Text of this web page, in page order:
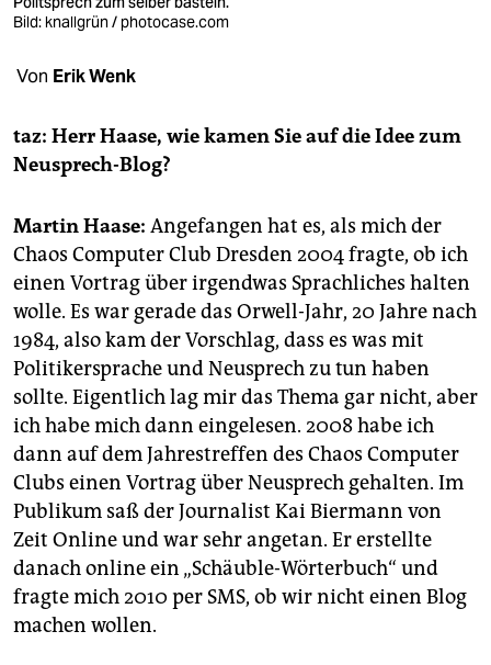
fragen & hilfe
unterstützen
abo
genossenschaft
epaper login
Bild: knallgrün / photocase.com
Von Erik Wenk
taz: Herr Haase, wie kamen Sie auf die Idee zum
Neusprech-Blog?
Martin Haase: Angefangen hat es, als mich der
Chaos Computer Club Dresden 2004 fragte, ob ich
einen Vortrag über irgendwas Sprachliches halten
wolle. Es war gerade das Orwell-Jahr, 20 Jahre nach
1984, also kam der Vorschlag, dass es was mit
Politikersprache und Neusprech zu tun haben
sollte. Eigentlich lag mir das Thema gar nicht, aber
ich habe mich dann eingelesen. 2008 habe ich
dann auf dem Jahrestreffen des Chaos Computer
Clubs einen Vortrag über Neusprech gehalten. Im
Publikum saß der Journalist Kai Biermann von
Zeit Online und war sehr angetan. Er erstellte
danach online ein „Schäuble-Wörterbuch“ und
fragte mich 2010 per SMS, ob wir nicht einen Blog
machen wollen.